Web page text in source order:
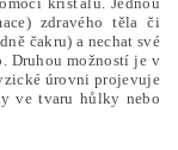
zdravého těla či
čakru) a nechat své
Druhou možností je v
úrovni projevuje
ve tvaru hůlky nebo